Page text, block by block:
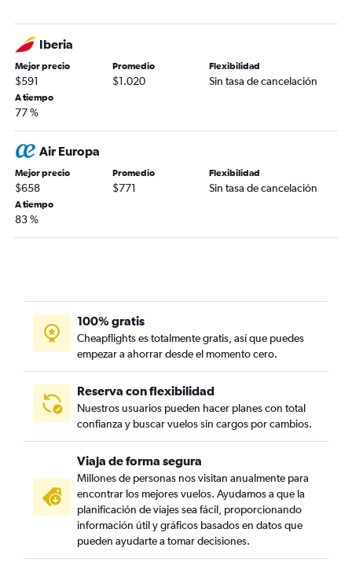
Iberia
Mejor precio
$591
Promedio
$1.020
Flexibilidad
Sin tasa de cancelación
A tiempo
77 %
Air Europa
Mejor precio
$658
Promedio
$771
Flexibilidad
Sin tasa de cancelación
A tiempo
83 %
100% gratis
Cheapflights es totalmente gratis, así que puedes
empezar a ahorrar desde el momento cero.
Reserva con flexibilidad
Nuestros usuarios pueden hacer planes con total
confianza y buscar vuelos sin cargos por cambios.
Viaja de forma segura
Millones de personas nos visitan anualmente para
encontrar los mejores vuelos. Ayudamos a que la
planificación de viajes sea fácil, proporcionando
información útil y gráficos basados en datos que
pueden ayudarte a tomar decisiones.